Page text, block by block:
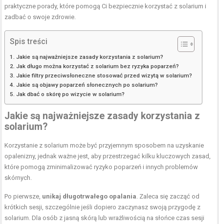
praktyczne porady, które pomogą Ci bezpiecznie korzystać z solarium i
zadbać o swoje zdrowie.
Spis treści
Jakie są najważniejsze zasady korzystania z solarium?
Jak długo można korzystać z solarium bez ryzyka poparzeń?
Jakie filtry przeciwsłoneczne stosować przed wizytą w solarium?
Jakie są objawy poparzeń słonecznych po solarium?
Jak dbać o skórę po wizycie w solarium?
Jakie są najważniejsze zasady korzystania z
solarium?
Korzystanie z solarium może być przyjemnym sposobem na uzyskanie
opalenizny, jednak ważne jest, aby przestrzegać kilku kluczowych zasad,
które pomogą zminimalizować ryzyko poparzeń i innych problemów
skórnych.
Po pierwsze, unikaj długotrwałego opalania . Zaleca się zacząć od
krótkich sesji, szczególnie jeśli dopiero zaczynasz swoją przygodę z
solarium. Dla osób z jasną skórą lub wrażliwością na słońce czas sesji